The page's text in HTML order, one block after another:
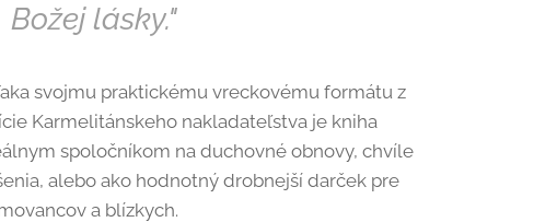
Božej lásky."
svojmu praktickému vreckovému formátu z
Karmelitánskeho nakladateľstva je kniha
spoločníkom na duchovné obnovy, chvíle
alebo ako hodnotný drobnejší darček pre
a blízkych.